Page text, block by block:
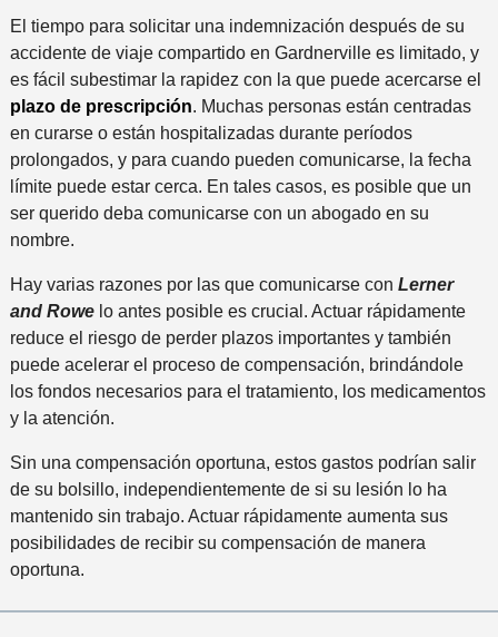
El tiempo para solicitar una indemnización después de su
accidente de viaje compartido en Gardnerville es limitado, y
es fácil subestimar la rapidez con la que puede acercarse el
plazo de prescripción. Muchas personas están centradas
en curarse o están hospitalizadas durante períodos
prolongados, y para cuando pueden comunicarse, la fecha
límite puede estar cerca. En tales casos, es posible que un
ser querido deba comunicarse con un abogado en su
nombre.
Hay varias razones por las que comunicarse con Lerner
and Rowelo antes posible es crucial. Actuar rápidamente
reduce el riesgo de perder plazos importantes y también
puede acelerar el proceso de compensación, brindándole
los fondos necesarios para el tratamiento, los medicamentos
y la atención.
Sin una compensación oportuna, estos gastos podrían salir
de su bolsillo, independientemente de si su lesión lo ha
mantenido sin trabajo. Actuar rápidamente aumenta sus
posibilidades de recibir su compensación de manera
oportuna.